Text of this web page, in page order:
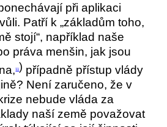
při aplikaci
Patří k „základům toho,
stojí“, například naše
práva menšin, jak jsou
11 ) případně přístup vlády
Není zaručeno, že v
nebude vláda za
naší země považovat